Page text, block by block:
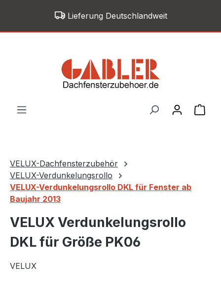
Zum Hauptinhalt springenLieferung Deutschlandweit
VELUX-Dachfensterzubehör
VELUX-Verdunkelungsrollo
VELUX-Verdunkelungsrollo DKL für Fenster ab
Baujahr 2013
VELUX Verdunkelungsrollo
DKL für Größe PK06
VELUX